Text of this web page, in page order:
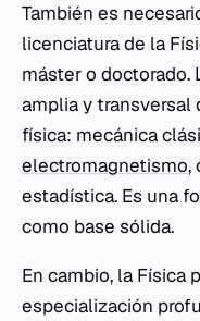
También es
licenciatura de la
máster o doctorado.
amplia y transversal
física: mecánica
electromagnetismo,
estadística. Es una
como base sólida.
En cambio, la Física
especialización